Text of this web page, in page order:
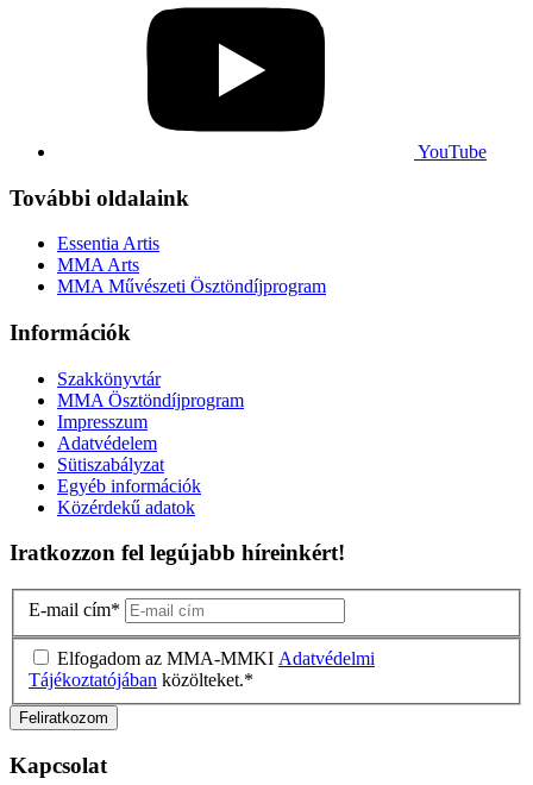
YouTube
További oldalaink
Essentia Artis
MMA Arts
MMA Művészeti Ösztöndíjprogram
Információk
Szakkönyvtár
MMA Ösztöndíjprogram
Impresszum
Adatvédelem
Sütiszabályzat
Egyéb információk
Közérdekű adatok
Iratkozzon fel legújabb híreinkért!
E-mail cím*
Elfogadom az MMA-MMKI Adatvédelmi
Tájékoztatójában közölteket.*
Kapcsolat